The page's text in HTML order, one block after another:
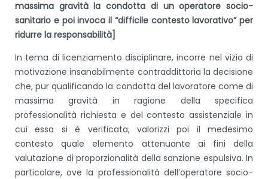
massima gravità la condotta di un operatore socio-
sanitario e poi invoca il “difficile contesto lavorativo” per
ridurre la responsabilità]
In tema di licenziamento disciplinare, incorre nel vizio di
motivazione insanabilmente contraddittoria la decisione
che, pur qualificando la condotta del lavoratore come di
massima gravità in ragione della specifica
professionalità richiesta e del contesto assistenziale in
cui essa si è verificata, valorizzi poi il medesimo
contesto quale elemento attenuante ai fini della
valutazione di proporzionalità della sanzione espulsiva. In
particolare, ove la professionalità dell’operatore socio-